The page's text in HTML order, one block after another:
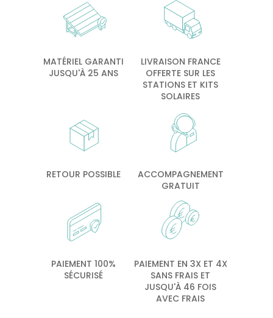
MATÉRIEL GARANTI
JUSQU'À 25 ANS
LIVRAISON FRANCE
OFFERTE SUR LES
STATIONS ET KITS
SOLAIRES
RETOUR POSSIBLE
ACCOMPAGNEMENT
GRATUIT
PAIEMENT 100%
SÉCURISÉ
PAIEMENT EN 3X ET 4X
SANS FRAIS ET
JUSQU'À 46 FOIS
AVEC FRAIS